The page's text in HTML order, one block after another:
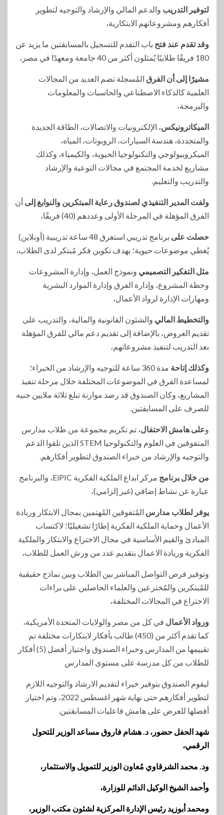
لتوفير التدريب والدعم المالي والإرشاد والتوجيه لتطوير
أفكارهم ومشروعاتهم الابتكارية،
وقد تقدم عند فتح باب التقدم للتسجيل بالمسابقتين ما يزيد عن
180 فريقًا طلابيًا يُمثلون أكثر من 40 جامعة ومعهدًا في مصر،
مشيرًا إلى أن الفرق المُسجلة تضم العديد من المجالات
العلمية كالذكاء الاصطناعي والحاسبات والمعلومات
والبرمجة،
الميكاترونيكس، الإلكترونيات والاتصالات، الطاقة الجديدة
والمتجددة، هندسة السيارات، الروبوتات، المياه،
الميكروبيولوجي والتكنولوجيا الحيوية، والكيمياء، وكذلك
مشاريع لخدمة المجتمع في مجالات التوعية والإرشاد
والتدريب والتعليم.
ولفت المدير التنفيذي لصندوق رعاية المبتكرين والنوابغ إلى أن
الفرق المؤهلة في المرحلة الأولى وعددهم (40) فريقًا،
حصلت على
برنامج تدريبي استغرق 48 ساعة تدريبية (أونلاين)
يُغطي موضوعات حيوية؛ بهدف تكوين فكر مُبتكر لدى الطلاب،
مثل التفكير التصميمي ونموذج العمل، وإدارة المشروعات
وخطة المشروع، وإدارة الفرق وإدارة الموارد البشرية
ومهارات الإدارة لرواد الأعمال،
والتخطيط المالي والشئون القانونية والمالية، والتدريب على
تقديم العروض، بالإضافة إلى تقديم دعم مالي للفرق المؤهلة
بعد التدريب لتنفيذ مشروعاتهم،
وكذلك إتاحة
مدة 360 ساعة للتوجيه والإرشاد من الخبراء؛
لمساعدة الفرق في الموضوعات المختلفة خلال مرحلة تنفيذ
المشاريع، وكان الصندوق قد رصد موازنة تبلغ ثلاثة ملايين جنيه
للصرف على المسابقتين.
وعلى هامش الاحتفال، تم تكريم مجموعة من طلاب مدارس
المتفوقين في العلوم والتكنولوجيا STEM الذين تلقوا الدعم
والتوجيه والإرشاد من خبراء الصندوق لتطوير أفكارهم.
من خلال برنامج
مركز ابداع الملكية الفكرية EiPIC، والبرنامج
عبارة عن نشاط إضافي (غير إلزامي)،
يوفر لطلاب مدارس المُتفوقين المُهتمين بمجال الابتكار وريادة
الأعمال وحماية الملكية الفكرية إطارًا تشغيليًا؛ لاكتساب
المبادئ والقيم الأساسية في مجال الاختراع والابتكار والملكية
الفكرية وريادة الاعمال بتقديم عدد من ورش العمل للطلاب،
وتوفير فرص التواصل المباشر بين الطلاب وبين نماذج حقيقية
للمُبتكرين والمُخترعين والعلماء الحاصلين على براءات
الاختراع في المجالات المختلفة،
ورواد الأعمال في كل من مصر والولايات المتحدة الأمريكية،
كما تقدم أكثر من (450) طالب بأفكار لابتكارات مختلفة تم
تقييمها من المدارس وخبراء الصندوق واختيار أفضل (5) أفكار
للطلاب من كل مدرسة على مستوى المدارس
ليقوم الصندوق بتوفير خبراء لتقديم الارشاد والتوجيه اللازم
لتطوير أفكارهم حتى نهاية شهر اغسطس 2022، وتم اختيار
أفضلها للعرض على هامش فاعليات المسابقتين.
شهد الحفل حضور، د. هشام فاروق مساعد الوزير للتحول
الرقمي،
ود. محمد الشرقاوي مُعاون الوزير للتمويل والاستثمار،
وأحمد الشيخ الوكيل الدائم للوزارة،
ومحمد أبوزيد رئيس الإدارة المركزية لشئون مكتب الوزير،